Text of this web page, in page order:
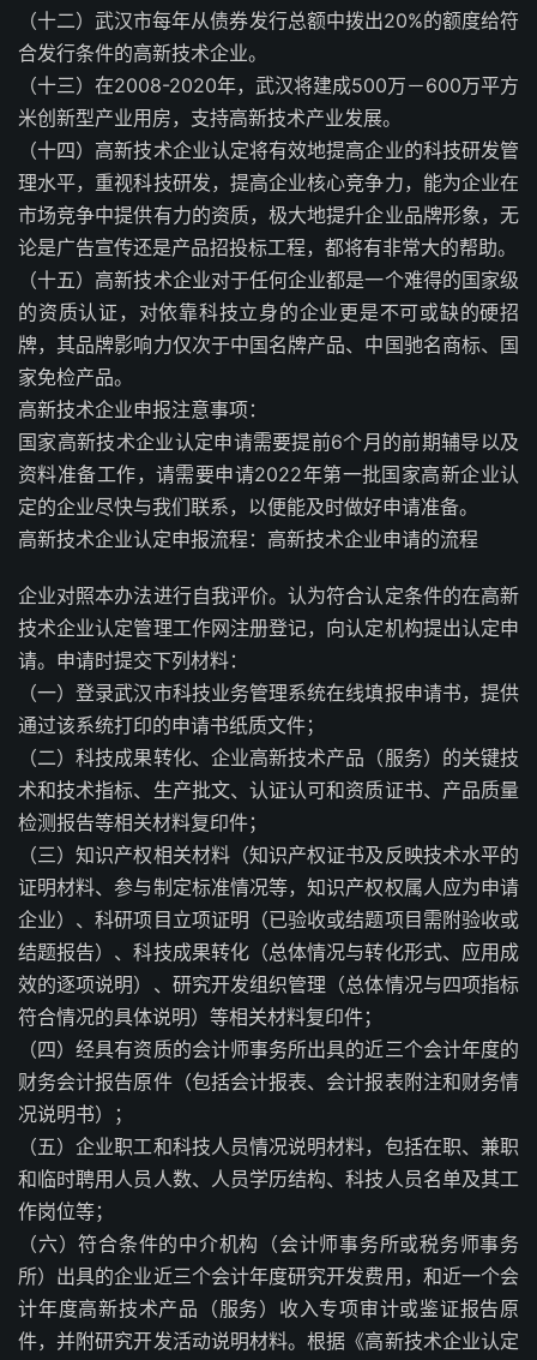
（十二）武汉市每年从债券发行总额中拨出20%的额度给符
合发行条件的高新技术企业。
（十三）在2008-2020年，武汉将建成500万－600万平方
米创新型产业用房，支持高新技术产业发展。
（十四）高新技术企业认定将有效地提高企业的科技研发管
理水平，重视科技研发，提高企业核心竞争力，能为企业在
市场竞争中提供有力的资质，极大地提升企业品牌形象，无
论是广告宣传还是产品招投标工程，都将有非常大的帮助。
（十五）高新技术企业对于任何企业都是一个难得的国家级
的资质认证，对依靠科技立身的企业更是不可或缺的硬招
牌，其品牌影响力仅次于中国名牌产品、中国驰名商标、国
家免检产品。
高新技术企业申报注意事项：
国家高新技术企业认定申请需要提前6个月的前期辅导以及
资料准备工作，请需要申请2022年第一批国家高新企业认
定的企业尽快与我们联系，以便能及时做好申请准备。
高新技术企业认定申报流程：高新技术企业申请的流程
企业对照本办法进行自我评价。认为符合认定条件的在高新
技术企业认定管理工作网注册登记，向认定机构提出认定申
请。申请时提交下列材料：
（一）登录武汉市科技业务管理系统在线填报申请书，提供
通过该系统打印的申请书纸质文件；
（二）科技成果转化、企业高新技术产品（服务）的关键技
术和技术指标、生产批文、认证认可和资质证书、产品质量
检测报告等相关材料复印件；
（三）知识产权相关材料（知识产权证书及反映技术水平的
证明材料、参与制定标准情况等，知识产权权属人应为申请
企业）、科研项目立项证明（已验收或结题项目需附验收或
结题报告）、科技成果转化（总体情况与转化形式、应用成
效的逐项说明）、研究开发组织管理（总体情况与四项指标
符合情况的具体说明）等相关材料复印件；
（四）经具有资质的会计师事务所出具的近三个会计年度的
财务会计报告原件（包括会计报表、会计报表附注和财务情
况说明书）；
（五）企业职工和科技人员情况说明材料，包括在职、兼职
和临时聘用人员人数、人员学历结构、科技人员名单及其工
作岗位等；
（六）符合条件的中介机构（会计师事务所或税务师事务
所）出具的企业近三个会计年度研究开发费用，和近一个会
计年度高新技术产品（服务）收入专项审计或鉴证报告原
件，并附研究开发活动说明材料。根据《高新技术企业认定